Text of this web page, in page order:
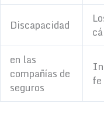
Discapacidad
en las
compañías de
seguros
fe